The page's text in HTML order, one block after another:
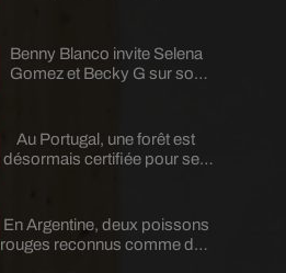
Benny Blanco invite Selena
Gomez et Becky G sur son
Au Portugal, une forêt est
désormais certifiée pour ses
En Argentine, deux poissons
rouges reconnus comme des